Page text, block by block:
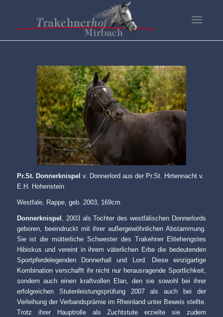
Pr.St. Donnerknispel v. Donnerlord aus der Pr.St. Hirtennacht v.
E.H. Hohenstein
Westfale, Rappe, geb. 2003, 169cm
Donnerknispel , 2003 als Tochter des westfälischen Donnerlords
geboren, beeindruckt mit ihrer außergewöhnlichen Abstammung.
Sie ist die mütterliche Schwester des Trakehner Elitehengstes
Hibiskus und vereint in ihrem väterlichen Erbe die bedeutenden
Sportpferdelegenden Donnerhall und Lord. Diese einzigartige
Kombination verschafft ihr nicht nur herausragende Sportlichkeit,
sondern auch einen kraftvollen Elan, den sie sowohl bei ihrer
erfolgreichen Stutenleistungsprüfung 2007 als auch bei der
Verleihung der Verbandsprämie im Rheinland unter Beweis stellte.
Trotz ihrer Hauptrolle als Zuchtstute erzielte sie zudem